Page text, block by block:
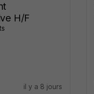
H/F
il y a 8 jours